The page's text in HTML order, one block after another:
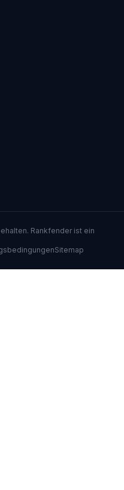
Rankfender ist ein
Sitemap